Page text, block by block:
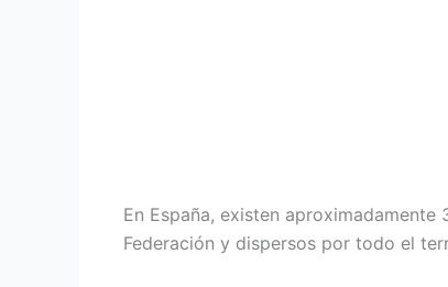
En España, existen
Federación y dispersos por todo el